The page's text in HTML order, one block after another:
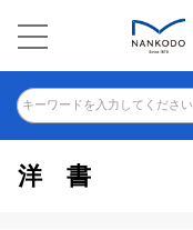
キーワードを入力してください
洋書